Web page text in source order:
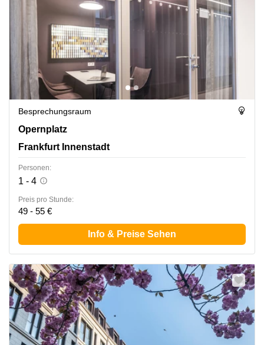
Besprechungsraum
Opernplatz 14, Frankfurt Innenstadt
Opernplatz
Frankfurt Innenstadt
Personen:
1 - 4
Preis pro Stunde:
49 - 55 €
Info & Preise Sehen